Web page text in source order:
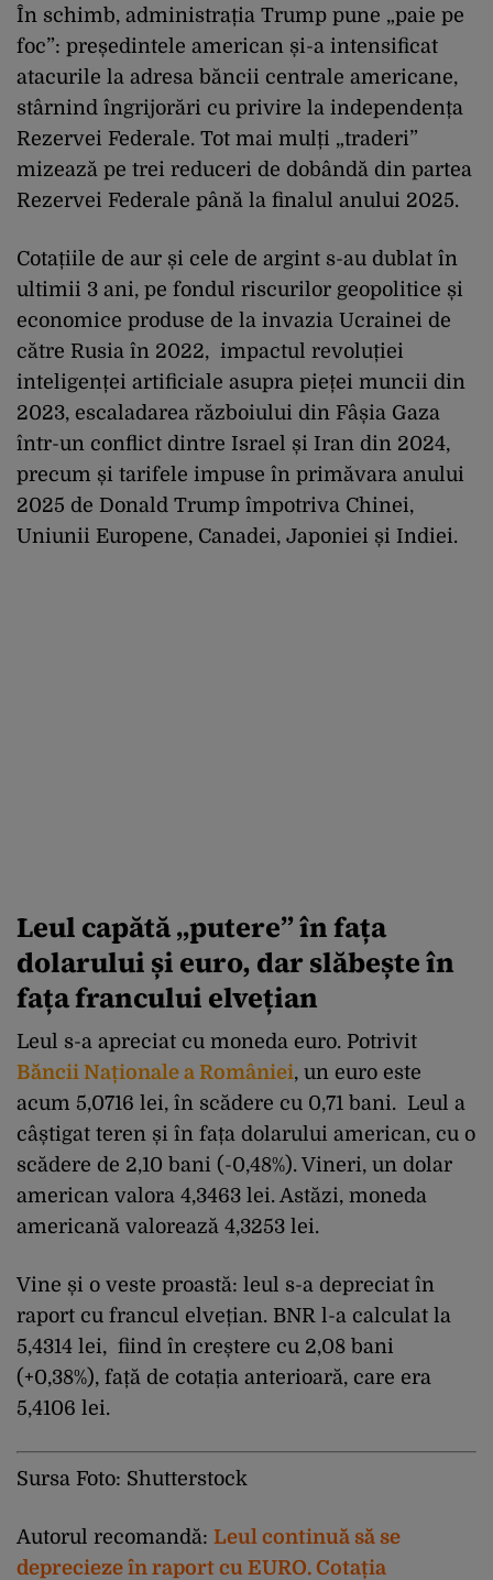
În schimb, administrația Trump pune „paie pe
foc”: președintele american și-a intensificat
atacurile la adresa băncii centrale americane,
stârnind îngrijorări cu privire la independența
Rezervei Federale. Tot mai mulți „traderi”
mizează pe trei reduceri de dobândă din partea
Rezervei Federale până la finalul anului 2025.
Cotațiile de aur și cele de argint s-au dublat în
ultimii 3 ani, pe fondul riscurilor geopolitice și
economice produse de la invazia Ucrainei de
către Rusia în 2022, impactul revoluției
inteligenței artificiale asupra pieței muncii din
2023, escaladarea războiului din Fâșia Gaza
într-un conflict dintre Israel și Iran din 2024,
precum și tarifele impuse în primăvara anului
2025 de Donald Trump împotriva Chinei,
Uniunii Europene, Canadei, Japoniei și Indiei.
Leul capătă „putere” în fața
dolarului și euro, dar slăbește în
fața francului elvețian
Leul s-a apreciat cu moneda euro. Potrivit
Băncii Naționale a României, un euro este
acum 5,0716 lei, în scădere cu 0,71 bani. Leul a
câștigat teren și în fața dolarului american, cu o
scădere de 2,10 bani (-0,48%). Vineri, un dolar
american valora 4,3463 lei. Astăzi, moneda
americană valorează 4,3253 lei.
Vine și o veste proastă: leul s-a depreciat în
raport cu francul elvețian. BNR l-a calculat la
5,4314 lei, fiind în creștere cu 2,08 bani
(+0,38%), față de cotația anterioară, care era
5,4106 lei.
Sursa Foto: Shutterstock
Autorul recomandă: Leul continuă să se
deprecieze în raport cu EURO. Cotația